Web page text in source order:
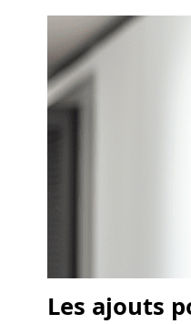
Les ajouts